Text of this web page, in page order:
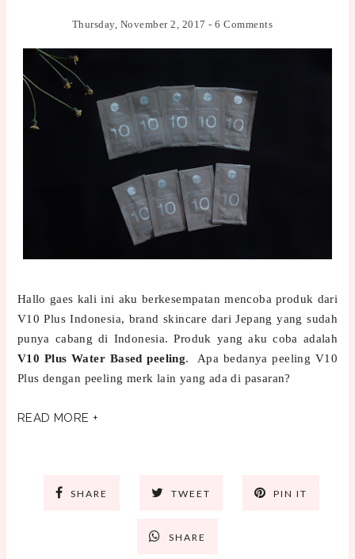
Thursday, November 2, 2017-6 Comments
Hallo gaes kali ini aku berkesempatan mencoba produk dari
V10 Plus Indonesia, brand skincare dari Jepang yang sudah
punya cabang di Indonesia. Produk yang aku coba adalah
V10 Plus Water Based peeling. Apa bedanya peeling V10
Plus dengan peeling merk lain yang ada di pasaran?
READ MORE +
SHARE TWEET PIN IT
SHARE